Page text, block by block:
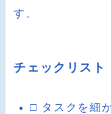
す。
チェックリスト
□ タスクを細